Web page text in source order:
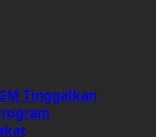
Tinggalkan